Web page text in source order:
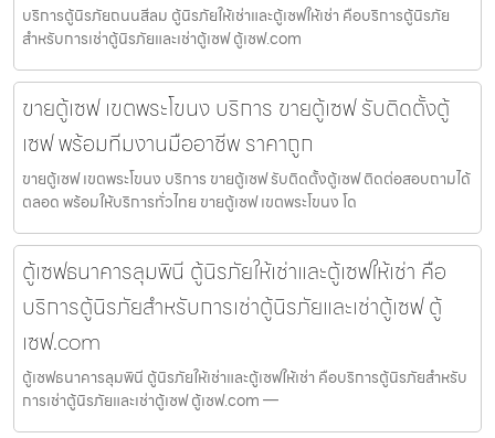
บริการตู้นิรภัยถนนสีลม ตู้นิรภัยให้เช่าและตู้เซฟให้เช่า คือบริการตู้นิรภัย
สำหรับการเช่าตู้นิรภัยและเช่าตู้เซฟ ตู้เซฟ.com
ขายตู้เซฟ เขตพระโขนง บริการ ขายตู้เซฟ รับติดตั้งตู้
เซฟ พร้อมทีมงานมืออาชีพ ราคาถูก
ขายตู้เซฟ เขตพระโขนง บริการ ขายตู้เซฟ รับติดตั้งตู้เซฟ ติดต่อสอบถามได้
ตลอด พร้อมให้บริการทั่วไทย ขายตู้เซฟ เขตพระโขนง โด
ตู้เซฟธนาคารลุมพินี ตู้นิรภัยให้เช่าและตู้เซฟให้เช่า คือ
บริการตู้นิรภัยสำหรับการเช่าตู้นิรภัยและเช่าตู้เซฟ ตู้
เซฟ.com
ตู้เซฟธนาคารลุมพินี ตู้นิรภัยให้เช่าและตู้เซฟให้เช่า คือบริการตู้นิรภัยสำหรับ
การเช่าตู้นิรภัยและเช่าตู้เซฟ ตู้เซฟ.com —